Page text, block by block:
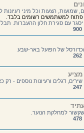
שמועות, הצעות וכל מיני רעיונות
פתוח למשתמשים רשומים בלבד.
יסגר עם סגירת חלון ההעברות. תבלו.
900
של הפועל באר-שבע
262
מציע
דגלים ורעיונות נוספים - רק
247
למחלקת הנוער.
478